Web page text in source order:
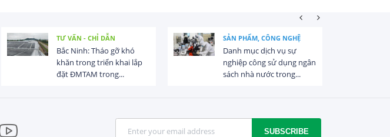
TƯ VẤN - CHỈ DẪN
Bắc Ninh: Tháo gỡ khó
khăn trong triển khai lắp
đặt ĐMTAM trong...
SẢN PHẨM, CÔNG NGHỆ
Danh mục dịch vụ sự
nghiệp công sử dụng ngân
sách nhà nước trong...
SUBSCRIBE